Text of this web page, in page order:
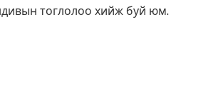
тоглолоо хийж буй юм.